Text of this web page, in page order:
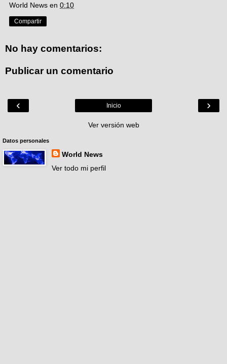
World News en 0:10
Compartir
No hay comentarios:
Publicar un comentario
‹ ›
Inicio
Ver versión web
Datos personales
World News
Ver todo mi perfil